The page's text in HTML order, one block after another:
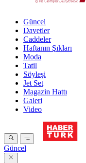
Güncel
Davetler
Caddeler
Haftanın Şıkları
Moda
Tatil
Söyleşi
Jet Set
Magazin Hattı
Galeri
Video
Güncel